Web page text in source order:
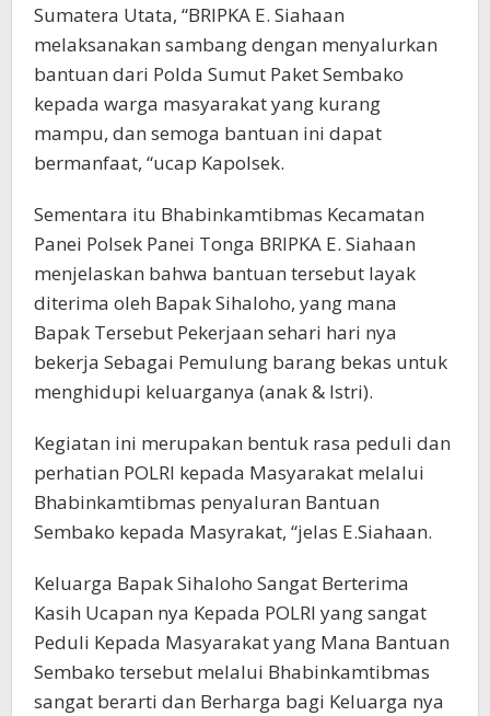
Sumatera Utata, “BRIPKA E. Siahaan
melaksanakan sambang dengan menyalurkan
bantuan dari Polda Sumut Paket Sembako
kepada warga masyarakat yang kurang
mampu, dan semoga bantuan ini dapat
bermanfaat, “ucap Kapolsek.
Sementara itu Bhabinkamtibmas Kecamatan
Panei Polsek Panei Tonga BRIPKA E. Siahaan
menjelaskan bahwa bantuan tersebut layak
diterima oleh Bapak Sihaloho, yang mana
Bapak Tersebut Pekerjaan sehari hari nya
bekerja Sebagai Pemulung barang bekas untuk
menghidupi keluarganya (anak & Istri).
Kegiatan ini merupakan bentuk rasa peduli dan
perhatian POLRI kepada Masyarakat melalui
Bhabinkamtibmas penyaluran Bantuan
Sembako kepada Masyrakat, “jelas E.Siahaan.
Keluarga Bapak Sihaloho Sangat Berterima
Kasih Ucapan nya Kepada POLRI yang sangat
Peduli Kepada Masyarakat yang Mana Bantuan
Sembako tersebut melalui Bhabinkamtibmas
sangat berarti dan Berharga bagi Keluarga nya